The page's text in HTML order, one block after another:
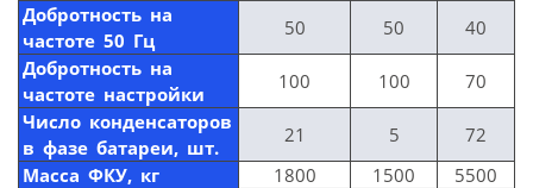
Добротность на
частоте 50 Гц
50 50
40
Добротность на
частоте настройки
100 100
70
Число конденсаторов
в фазе батареи, шт.
21 5
72
Масса ФКУ, кг
1800 1500
5500